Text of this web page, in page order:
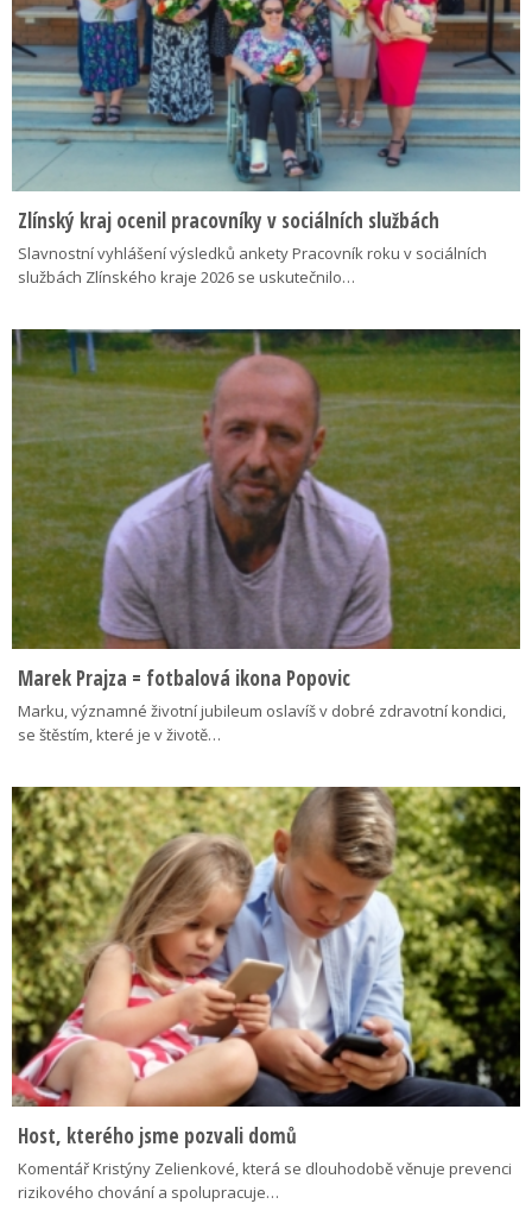
Zlínský kraj ocenil pracovníky v sociálních službách
Slavnostní vyhlášení výsledků ankety Pracovník roku v sociálních
službách Zlínského kraje 2026 se uskutečnilo…
Marek Prajza = fotbalová ikona Popovic
Marku, významné životní jubileum oslavíš v dobré zdravotní kondici,
se štěstím, které je v životě…
Host, kterého jsme pozvali domů
Komentář Kristýny Zelienkové, která se dlouhodobě věnuje prevenci
rizikového chování a spolupracuje…